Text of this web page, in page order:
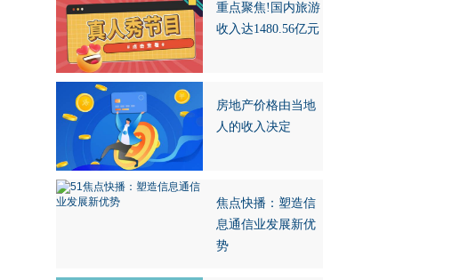
重点聚焦!国内旅游
收入达1480.56亿元
房地产价格由当地
人的收入决定
焦点快播：塑造信
息通信业发展新优
势